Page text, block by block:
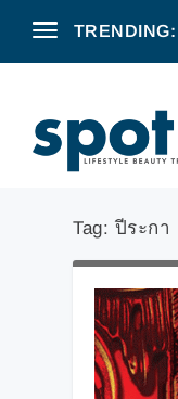
TRENDING:
Tag: ปีระกา